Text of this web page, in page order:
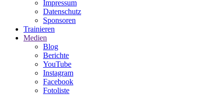
Impressum
Datenschutz
Sponsoren
Trainieren
Medien
Blog
Berichte
YouTube
Instagram
Facebook
Fotoliste